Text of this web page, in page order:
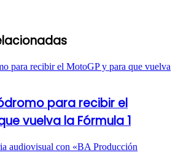
para recibir el
vuelva la Fórmula 1